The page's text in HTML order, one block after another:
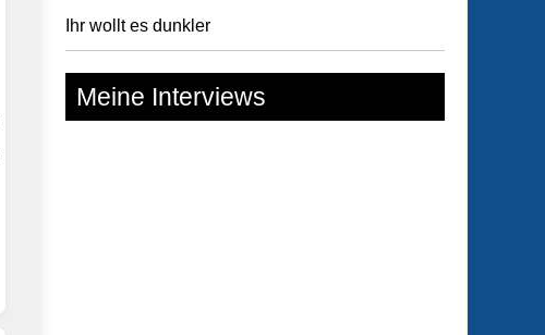
Ihr wollt es dunkler
Meine Interviews